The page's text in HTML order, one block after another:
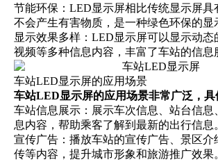
节能环保：LED显示屏相比传统显示屏具
不会产生有害物质，是一种绿色环保的显
显示效果多样：LED显示屏可以显示动态
视频等多种信息内容，丰富了车站的信息
车站LED显示屏的应用场景
车站LED显示屏的应用场景非常广泛，具
车站信息展示：展示车次信息、站台信息
息内容，帮助乘客了解到最新的出行信息
宣传广告：播放车站的宣传广告、景区介
传等内容，提升城市形象和旅游推广效果